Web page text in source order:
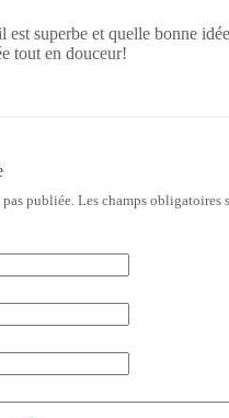
est superbe et quelle bonne
tout en douceur!
publiée. Les champs obligatoires